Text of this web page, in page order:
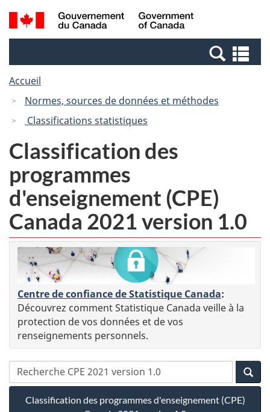
Passer
au
Passer
à
Canada
Recherche
et
et
Accueil
Normes, sources de données et méthodes
Classifications statistiques
Classification des
programmes
d'enseignement (CPE)
Canada 2021 version 1.0
Centre de confiance de Statistique Canada:
Découvrez comment Statistique Canada veille à la
protection de vos données et de vos
renseignements personnels.
Classification des programmes d'enseignement (CPE)